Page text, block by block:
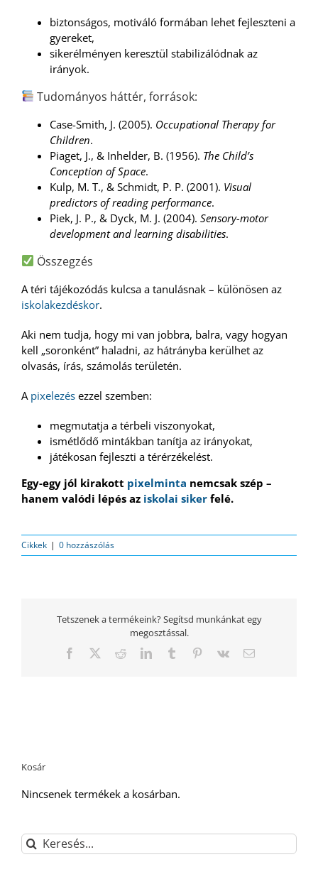
biztonságos, motiváló formában lehet fejleszteni a
gyereket,
sikerélményen keresztül stabilizálódnak az
irányok.
Tudományos háttér, források:
Case-Smith, J. (2005). Occupational Therapy for
Children.
Piaget, J., & Inhelder, B. (1956). The Child’s
Conception of Space.
Kulp, M. T., & Schmidt, P. P. (2001). Visual
predictors of reading performance.
Piek, J. P., & Dyck, M. J. (2004). Sensory-motor
development and learning disabilities.
Összegzés
A téri tájékozódás kulcsa a tanulásnak – különösen az
iskolakezdéskor.
Aki nem tudja, hogy mi van jobbra, balra, vagy hogyan
kell „soronként” haladni, az hátrányba kerülhet az
olvasás, írás, számolás területén.
A pixelezésezzel szemben:
megmutatja a térbeli viszonyokat,
ismétlődő mintákban tanítja az irányokat,
játékosan fejleszti a térérzékelést.
Egy-egy jól kirakott pixelminta nemcsak szép –
hanem valódi lépés az iskolai sikerfelé.
Cikkek | 0 hozzászólás
Tetszenek a termékeink? Segítsd munkánkat egy
megosztással.
Facebook
TwitterRedditLinkedInTumblr Pinterest
Vk Email:
Kosár
Nincsenek termékek a kosárban.
Keresés...